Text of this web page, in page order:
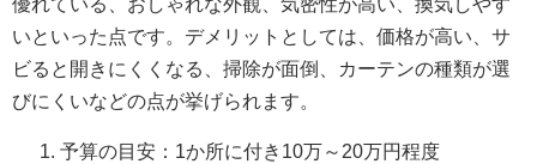
優れている、おしゃれな外観、気密性が高い、換気しやす
いといった点です。デメリットとしては、価格が高い、サ
ビると開きにくくなる、掃除が面倒、カーテンの種類が選
びにくいなどの点が挙げられます。
予算の目安：1か所に付き10万～20万円程度